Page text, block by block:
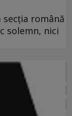
secţia română
solemn, nici